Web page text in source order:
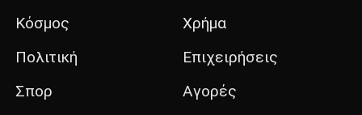
Κόσμος
Πολιτική
Σπορ
Χρήμα
Επιχειρήσεις
Αγορές